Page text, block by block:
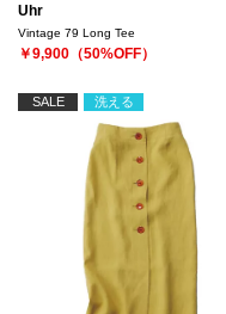
Uhr
Vintage 79 Long Tee
￥9,900（50%OFF）
SALE 洗える